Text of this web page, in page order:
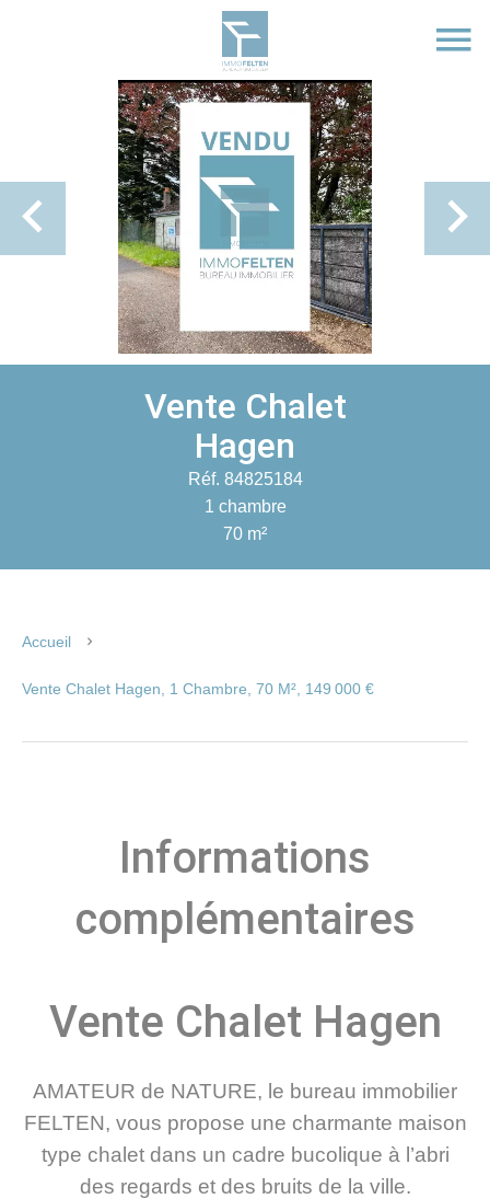
Vente Chalet
Hagen
Réf. 84825184
1 chambre
70 m²
Accueil
Vente Chalet Hagen, 1 Chambre, 70 M², 149 000 €
Informations
complémentaires
Vente Chalet Hagen
AMATEUR de NATURE, le bureau immobilier
FELTEN, vous propose une charmante maison
type chalet dans un cadre bucolique à l’abri
des regards et des bruits de la ville.